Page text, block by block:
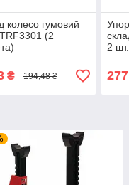
колесо гумовий
(2
₴ 194,48 ₴
2 шт.